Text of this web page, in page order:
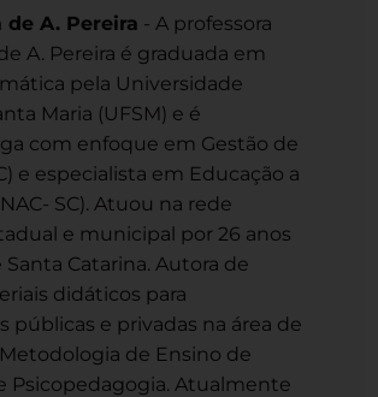
de A. Pereira - A professora
A. Pereira é graduada em
pela Universidade
Maria (UFSM) e é
com enfoque em Gestão de
e especialista em Educação a
SC). Atuou na rede
e municipal por 26 anos
Catarina. Autora de
didáticos para
públicas e privadas na área de
de Ensino de
Psicopedagogia. Atualmente